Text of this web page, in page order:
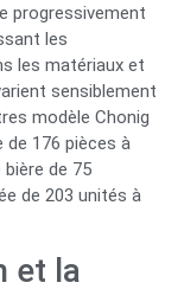
progressivement
les
les matériaux et
sensiblement
modèle Chonig
de 176 pièces à
de 75
de 203 unités à
et la